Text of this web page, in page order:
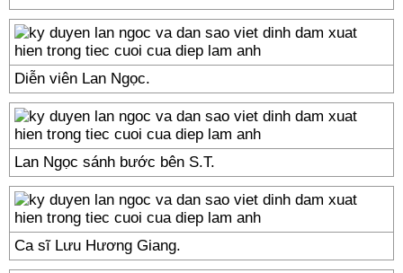
Diễn viên Lan Ngọc.
Lan Ngọc sánh bước bên S.T.
Ca sĩ Lưu Hương Giang.